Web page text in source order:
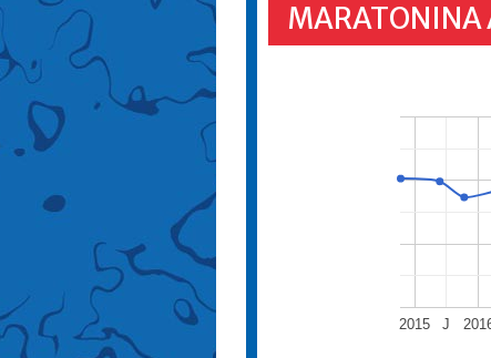
MARATONINA
2015 J